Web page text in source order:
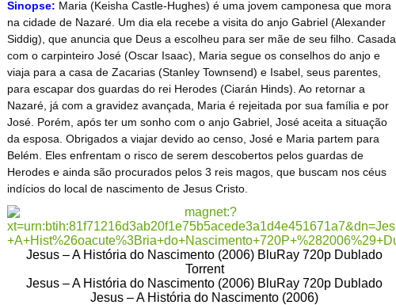
Sinopse: Maria (Keisha Castle-Hughes) é uma jovem camponesa que mora
na cidade de Nazaré. Um dia ela recebe a visita do anjo Gabriel (Alexander
Siddig), que anuncia que Deus a escolheu para ser mãe de seu filho. Casada
com o carpinteiro José (Oscar Isaac), Maria segue os conselhos do anjo e
viaja para a casa de Zacarias (Stanley Townsend) e Isabel, seus parentes,
para escapar dos guardas do rei Herodes (Ciarán Hinds). Ao retornar a
Nazaré, já com a gravidez avançada, Maria é rejeitada por sua família e por
José. Porém, após ter um sonho com o anjo Gabriel, José aceita a situação
da esposa. Obrigados a viajar devido ao censo, José e Maria partem para
Belém. Eles enfrentam o risco de serem descobertos pelos guardas de
Herodes e ainda são procurados pelos 3 reis magos, que buscam nos céus
indícios do local de nascimento de Jesus Cristo.
Jesus – A História do Nascimento (2006) BluRay 720p Dublado
Torrent
Jesus – A História do Nascimento (2006) BluRay 720p Dublado
Jesus – A História do Nascimento (2006)